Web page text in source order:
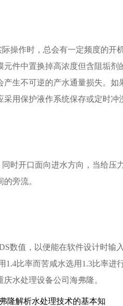
作时，总会有一定频度的开
件中置换掉高浓度但含阻垢
生不可逆的产水通量损失。如
用保护液作系统保存或定时冲
开口面向进水方向，当给压
旁流。
值，以便能在软件设计时输
1.4比率而苦咸水选用1.3比率进
水处理设备公司海弗隆。
隆解析水处理技术的基本知